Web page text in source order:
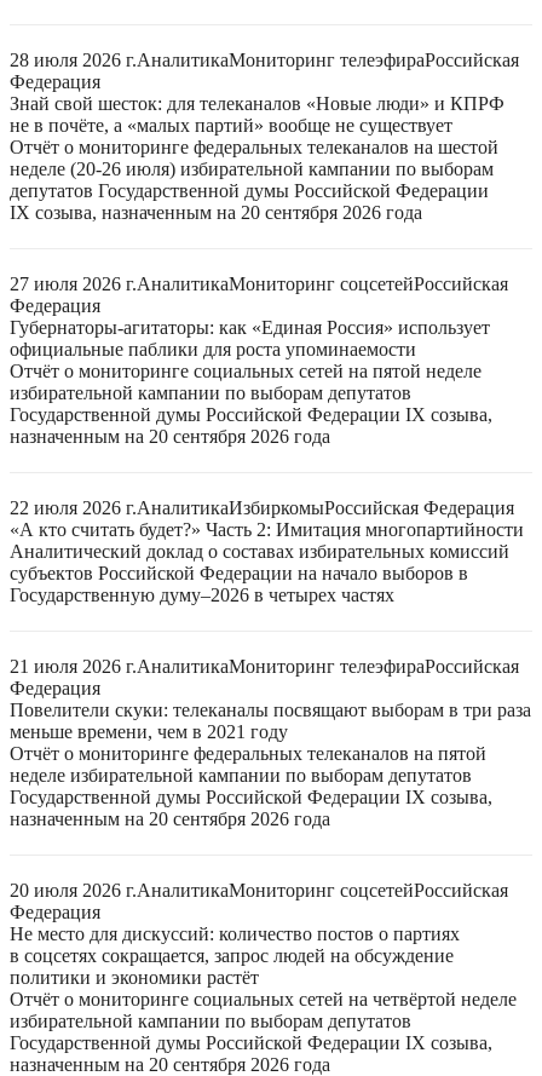
28 июля 2026 г.АналитикаМониторинг телеэфираРоссийская
Федерация
Знай свой шесток: для телеканалов «Новые люди» и КПРФ
не в почёте, а «малых партий» вообще не существует
Отчёт о мониторинге федеральных телеканалов на шестой
неделе (20-26 июля) избирательной кампании по выборам
депутатов Государственной думы Российской Федерации
IX созыва, назначенным на 20 сентября 2026 года
27 июля 2026 г.АналитикаМониторинг соцсетейРоссийская
Федерация
Губернаторы-агитаторы: как «Единая Россия» использует
официальные паблики для роста упоминаемости
Отчёт о мониторинге социальных сетей на пятой неделе
избирательной кампании по выборам депутатов
Государственной думы Российской Федерации IX созыва,
назначенным на 20 сентября 2026 года
22 июля 2026 г.АналитикаИзбиркомыРоссийская Федерация
«А кто считать будет?» Часть 2: Имитация многопартийности
Аналитический доклад о составах избирательных комиссий
субъектов Российской Федерации на начало выборов в
Государственную думу–2026 в четырех частях
21 июля 2026 г.АналитикаМониторинг телеэфираРоссийская
Федерация
Повелители скуки: телеканалы посвящают выборам в три раза
меньше времени, чем в 2021 году
Отчёт о мониторинге федеральных телеканалов на пятой
неделе избирательной кампании по выборам депутатов
Государственной думы Российской Федерации IX созыва,
назначенным на 20 сентября 2026 года
20 июля 2026 г.АналитикаМониторинг соцсетейРоссийская
Федерация
Не место для дискуссий: количество постов о партиях
в соцсетях сокращается, запрос людей на обсуждение
политики и экономики растёт
Отчёт о мониторинге социальных сетей на четвёртой неделе
избирательной кампании по выборам депутатов
Государственной думы Российской Федерации IX созыва,
назначенным на 20 сентября 2026 года